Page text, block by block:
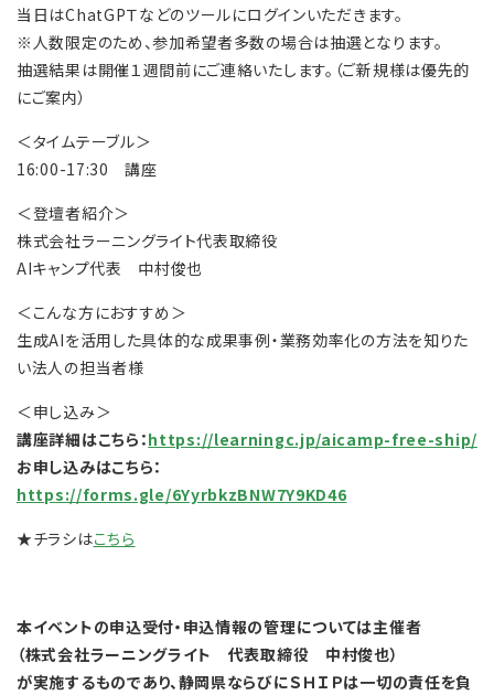
当日はChatGPＴなどのツールにログインいただきます。
※人数限定のため、参加希望者多数の場合は抽選となります。
抽選結果は開催１週間前にご連絡いたします。（ご新規様は優先的
にご案内）
＜タイムテーブル＞
16:00-17:30 講座
＜登壇者紹介＞
株式会社ラーニングライト代表取締役
AIキャンプ代表 中村俊也
＜こんな方におすすめ＞
生成AIを活用した具体的な成果事例・業務効率化の方法を知りた
い法人の担当者様
＜申し込み＞
講座詳細はこちら：https://learningc.jp/aicamp-free-ship/
お申し込みはこちら：
https://forms.gle/6YyrbkzBNW7Y9KD46
★チラシはこちら
本イベントの申込受付・申込情報の管理については主催者
（株式会社ラーニングライト 代表取締役 中村俊也）
が実施するものであり、静岡県ならびにＳＨＩＰは一切の責任を負